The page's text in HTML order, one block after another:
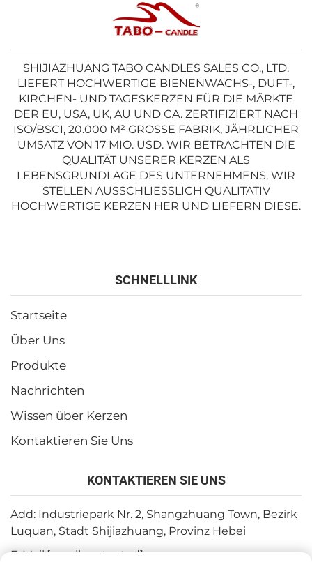
SHIJIAZHUANG TABO CANDLES SALES CO., LTD.
LIEFERT HOCHWERTIGE BIENENWACHS-, DUFT-,
KIRCHEN- UND TAGESKERZEN FÜR DIE MÄRKTE
DER EU, USA, UK, AU UND CA. ZERTIFIZIERT NACH
ISO/BSCI, 20.000 M² GROSSE FABRIK, JÄHRLICHER U
MSATZ VON 17 MIO. USD. WIR BETRACHTEN DIE Q
UALITÄT UNSERER KERZEN ALS L
EBENSGRUNDLAGE DES UNTERNEHMENS. WIR S
TELLEN AUSSCHLIESSLICH QUALITATIV HO
CHWERTIGE KERZEN HER UND LIEFERN DIESE.
SCHNELLLINK
Startseite
Über Uns
Produkte
Nachrichten
Wissen über Kerzen
Kontaktieren Sie Uns
KONTAKTIEREN SIE UNS
Add: Industriepark Nr. 2, Shangzhuang Town, Bezirk
Luquan, Stadt Shijiazhuang, Provinz Hebei
E-Mail:[email protected]